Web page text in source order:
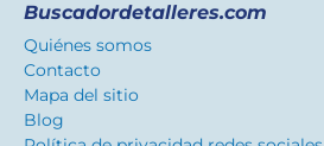
Buscadordetalleres.com
Quiénes somos
Contacto
Mapa del sitio
Blog